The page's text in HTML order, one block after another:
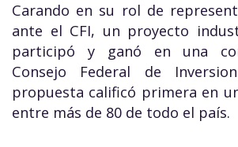
Carando en su rol de
ante el CFI, un proyecto
participó y ganó en una
Consejo Federal de
propuesta calificó primera en
entre más de 80 de todo el país.